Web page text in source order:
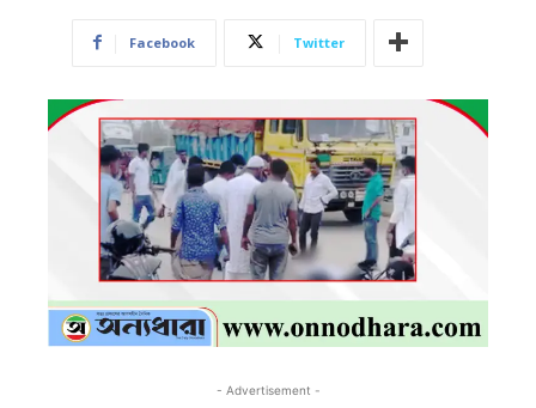
Facebook Twitter
- Advertisement -